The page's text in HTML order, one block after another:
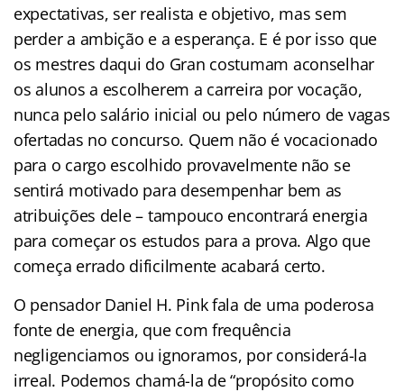
expectativas, ser realista e objetivo, mas sem
perder a ambição e a esperança. E é por isso que
os mestres daqui do Gran costumam aconselhar
os alunos a escolherem a carreira por vocação,
nunca pelo salário inicial ou pelo número de vagas
ofertadas no concurso. Quem não é vocacionado
para o cargo escolhido provavelmente não se
sentirá motivado para desempenhar bem as
atribuições dele – tampouco encontrará energia
para começar os estudos para a prova. Algo que
começa errado dificilmente acabará certo.
O pensador Daniel H. Pink fala de uma poderosa
fonte de energia, que com frequência
negligenciamos ou ignoramos, por considerá-la
irreal. Podemos chamá-la de “propósito como